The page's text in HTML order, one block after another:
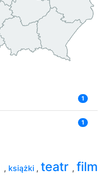
1
1
, książki , teatr , film